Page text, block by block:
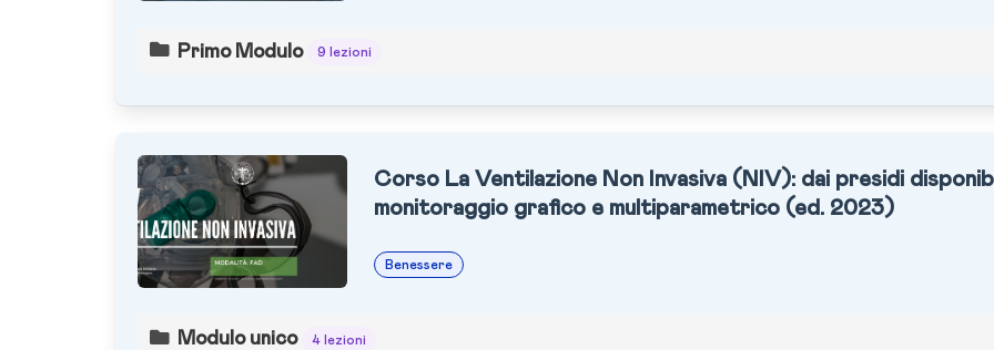
Primo Modulo 9 lezioni
Corso La Ventilazione Non Invasiva (NIV): dai presidi
monitoraggio grafico e multiparametrico (ed. 2023)
Benessere
Modulo unico 4 lezioni